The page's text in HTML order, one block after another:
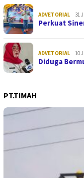
ADVETORIAL 31
Perkuat
ADVETORIAL 10
Diduga
PT.TIMAH